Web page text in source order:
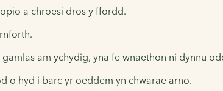
a chroesi dros y ffordd.
am ychydig, yna fe wnaethon ni dynnu
o hyd i barc yr oeddem yn chwarae arno.